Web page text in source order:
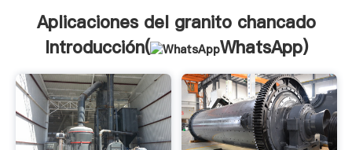
Aplicaciones del granito chancado
Introducción(
WhatsApp)